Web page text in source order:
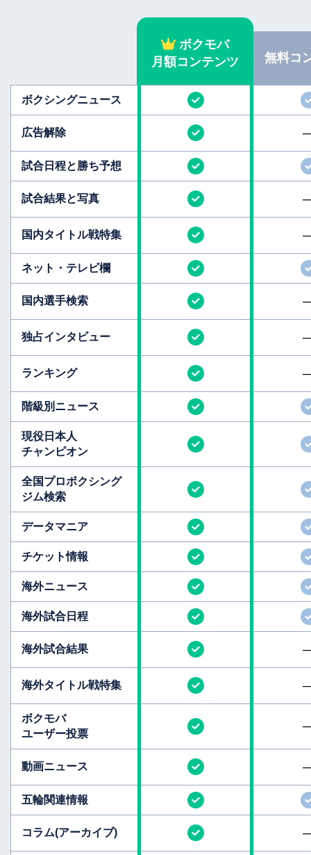
ボクモバ
月額コンテンツ
無料コ
ボクシングニュース
広告解除
試合日程と勝ち予想
試合結果と写真
国内タイトル戦特集
ネット・テレビ欄
国内選手検索
独占インタビュー
ランキング
階級別ニュース
現役日本人
チャンピオン
全国プロボクシング
ジム検索
データマニア
チケット情報
海外ニュース
海外試合日程
海外試合結果
海外タイトル戦特集
ボクモバ
ユーザー投票
動画ニュース
五輪関連情報
コラム(アーカイブ)